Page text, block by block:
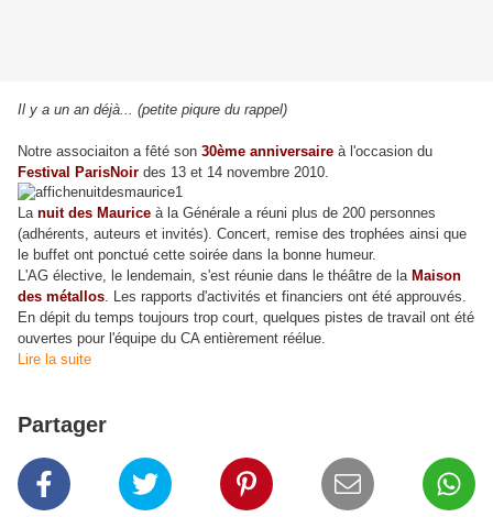
Il y a un an déjà... (petite piqure du rappel)
Notre associaiton a fêté son 30ème anniversaire à l'occasion du
Festival ParisNoir des 13 et 14 novembre 2010.
La nuit des Maurice à la Générale a réuni plus de 200 personnes
(adhérents, auteurs et invités). Concert, remise des trophées ainsi que
le buffet ont ponctué cette soirée dans la bonne humeur.
L'AG élective, le lendemain, s'est réunie dans le théâtre de la Maison
des métallos. Les rapports d'activités et financiers ont été approuvés.
En dépit du temps toujours trop court, quelques pistes de travail ont été
ouvertes pour l'équipe du CA entièrement réélue.
Lire la suite
Partager